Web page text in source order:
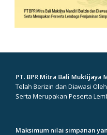
PT. BPR Mitra Bali Muktijaya
Telah Berizin dan Diawasi
Serta Merupakan Peserta
Maksimum nilai simpanan